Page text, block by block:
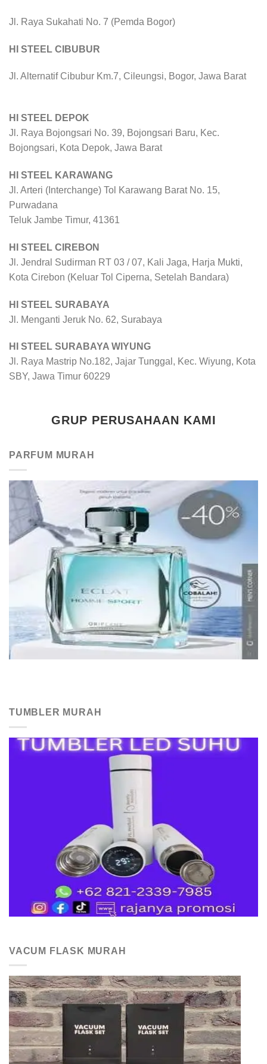
Jl. Raya Sukahati No. 7 (Pemda Bogor)
HI STEEL CIBUBUR
Jl. Alternatif Cibubur Km.7, Cileungsi, Bogor, Jawa Barat
HI STEEL DEPOK
Jl. Raya Bojongsari No. 39, Bojongsari Baru, Kec.
Bojongsari, Kota Depok, Jawa Barat
HI STEEL KARAWANG
Jl. Arteri (Interchange) Tol Karawang Barat No. 15,
Purwadana
Teluk Jambe Timur, 41361
HI STEEL CIREBON
Jl. Jendral Sudirman RT 03 / 07, Kali Jaga, Harja Mukti,
Kota Cirebon (Keluar Tol Ciperna, Setelah Bandara)
HI STEEL SURABAYA
Jl. Menganti Jeruk No. 62, Surabaya
HI STEEL SURABAYA WIYUNG
Jl. Raya Mastrip No.182, Jajar Tunggal, Kec. Wiyung, Kota
SBY, Jawa Timur 60229
GRUP PERUSAHAAN KAMI
PARFUM MURAH
TUMBLER MURAH
VACUM FLASK MURAH